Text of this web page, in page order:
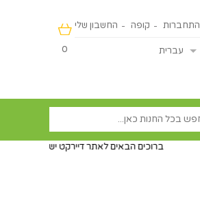
0
החשבון שלי קופה התחברות
עברית
ברוכים הבאים לאתר דיירקט ישראליין - מכירה